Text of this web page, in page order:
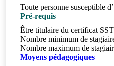
Toute personne susceptible
Pré-requis
Être titulaire du certificat
Nombre minimum de
Nombre maximum de
Moyens pédagogiques